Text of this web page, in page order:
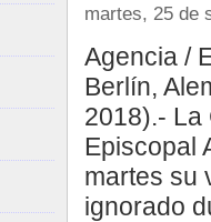
martes, 25 de
Agencia /
Berlín,
2018).- La
Episcopal
martes su
ignorado